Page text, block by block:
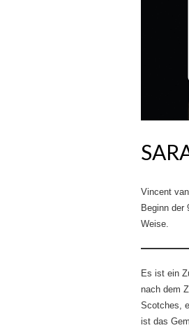
Vincent
Beginn der
Weise.
Es ist ein
nach dem
Scotches,
ist das